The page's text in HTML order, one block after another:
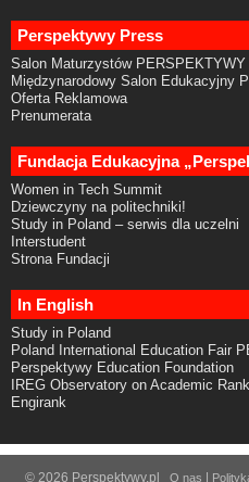
Perspektywy Press
Salon Maturzystów PERSPEKTYWY
Międzynarodowy Salon Edukacyjny
Oferta Reklamowa
Prenumerata
Fundacja Edukacyjna
Women in Tech Summit
Dziewczyny na politechniki!
Study in Poland – serwis dla uczelni
Interstudent
Strona Fundacji
In English
Study in Poland
Poland International Education Fair
Perspektywy Education Foundation
IREG Observatory on Academic
Engirank
© 2026 Perspektywy.pl O nas